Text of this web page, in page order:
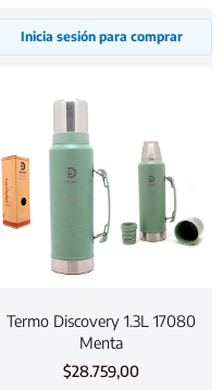
Inicia sesión para comprar
Termo Discovery 1.3L 17080
Menta
$28.759,00